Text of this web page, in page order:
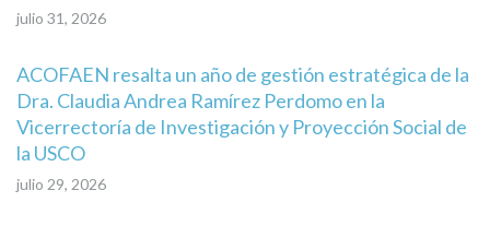
julio 31, 2026
ACOFAEN resalta un año de gestión estratégica de la
Dra. Claudia Andrea Ramírez Perdomo en la
Vicerrectoría de Investigación y Proyección Social de
la USCO
julio 29, 2026